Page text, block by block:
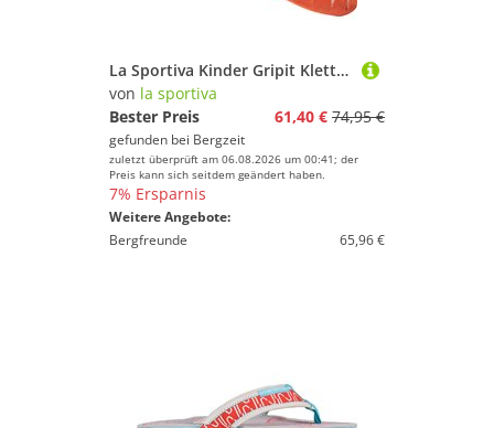
La Sportiva Kinder Gripit Kletterschuhe
von la sportiva
Bester Preis
61,40 € 74,95 €
gefunden bei Bergzeit
zuletzt überprüft am 06.08.2026 um 00:41; der
Preis kann sich seitdem geändert haben.
7% Ersparnis
Weitere Angebote:
Bergfreunde
65,96 €